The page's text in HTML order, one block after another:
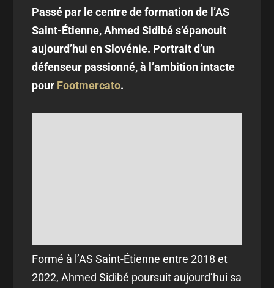
Passé par le centre de formation de l’AS
Saint-Étienne, Ahmed Sidibé s’épanouit
aujourd’hui en Slovénie. Portrait d’un
défenseur passionné, à l’ambition intacte
pour Footmercato.
Formé à l’AS Saint-Étienne entre 2018 et
2022, Ahmed Sidibé poursuit aujourd’hui sa